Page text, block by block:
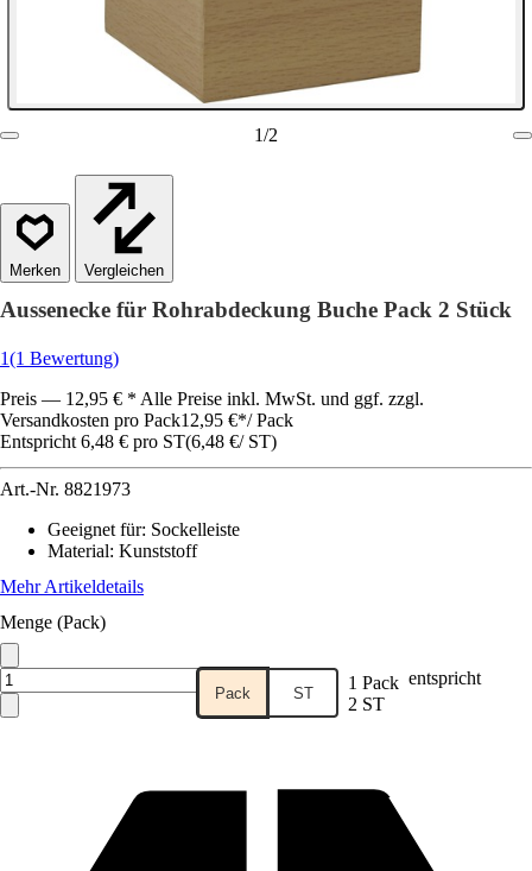
1/2
Vergleichen
Aussenecke für Rohrabdeckung Buche Pack 2 Stück
1(1 Bewertung)
Preis — 12,95 € * Alle Preise inkl. MwSt. und ggf. zzgl.
Versandkosten pro Pack12,95 €*/ Pack
Entspricht 6,48 € pro ST(6,48 €/ ST)
Art.-Nr. 8821973
Geeignet für: Sockelleiste
Material: Kunststoff
Mehr Artikeldetails
Menge (Pack)
Pack ST 1 Pack entspricht
2 ST